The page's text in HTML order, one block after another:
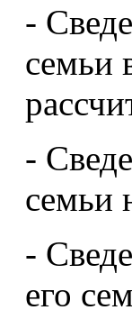
-
семьи
-
семьи
-
его